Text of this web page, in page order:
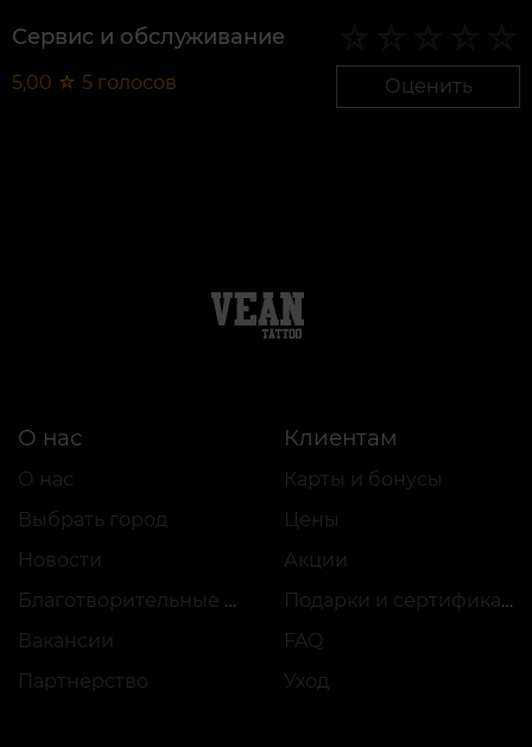
Сервис и обслуживание
5,00 ☆ 5 голосов Оценить
О нас
О нас
Выбрать город
Новости
Благотворительные проекты
Вакансии
Партнёрство
Клиентам
Карты и бонусы
Цены
Акции
Подарки и сертификаты
FAQ
Уход